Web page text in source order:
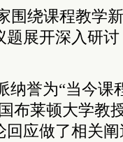
围绕课程教学
题展开深入研
纳誉为“当今课
布莱顿大学教
应做了相关